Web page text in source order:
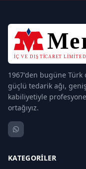
1967'den bugüne
güçlü tedarik ağı,
kabiliyetiyle
ortağıyız.
KATEGORILER